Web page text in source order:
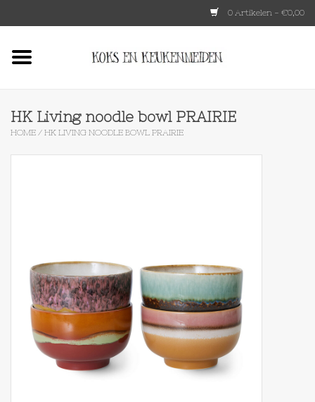
0 Artikelen - €0,00
OXO
Koken
Op Tafel
HK Living noodle bowl PRAIRIE
HOME / HK LIVING NOODLE BOWL PRAIRIE